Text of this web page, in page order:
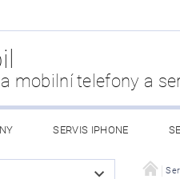
mobilní telefony a
SERVIS IPHONE
POWER BANK